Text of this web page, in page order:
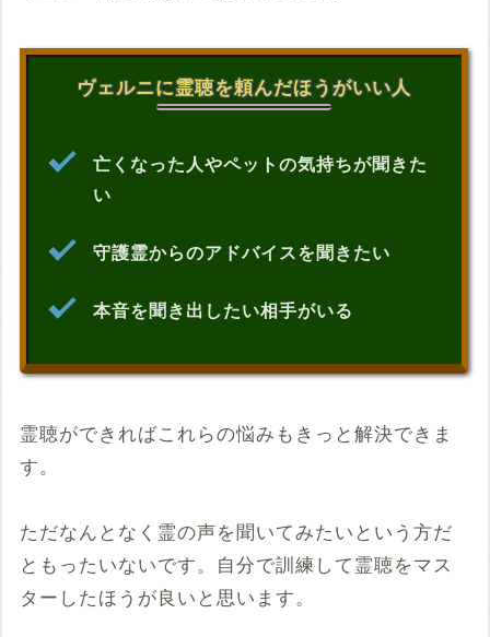
ヴェルニに霊聴を頼んだほうがいい人
亡くなった人やペットの気持ちが聞きた
い
守護霊からのアドバイスを聞きたい
本音を聞き出したい相手がいる
霊聴ができればこれらの悩みもきっと解決できま
す。
ただなんとなく霊の声を聞いてみたいという方だ
ともったいないです。自分で訓練して霊聴をマス
ターしたほうが良いと思います。